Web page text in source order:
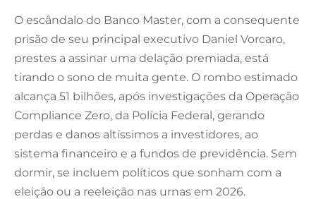
O escândalo do Banco Master, com a consequente
prisão de seu principal executivo Daniel Vorcaro,
prestes a assinar uma delação premiada, está
tirando o sono de muita gente. O rombo estimado
alcança 51 bilhões, após investigações da Operação
Compliance Zero, da Polícia Federal, gerando
perdas e danos altíssimos a investidores, ao
sistema financeiro e a fundos de previdência. Sem
dormir, se incluem políticos que sonham com a
eleição ou a reeleição nas urnas em 2026.